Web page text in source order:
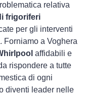
relativa
frigoriferi
per gli interventi
Forniamo a Voghera
affidabili e
rispondere a tutte
di ogni
diventi leader nelle